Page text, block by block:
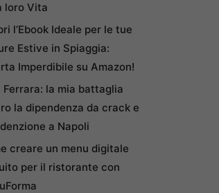
loro Vita
l’Ebook Ideale per le tue
Estive in Spiaggia:
Imperdibile su Amazon!
Ferrara: la mia battaglia
la dipendenza da crack e
a Napoli
creare un menu digitale
per il ristorante con